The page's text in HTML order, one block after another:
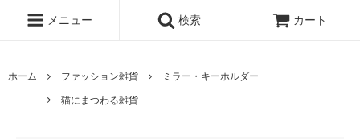
メニュー 検索 カート
ホーム ファッション雑貨
ミラー・キーホルダー
猫にまつわる雑貨